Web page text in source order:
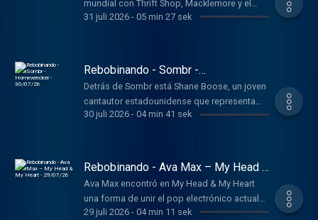
mundial con Thrift Shop, Macklemore y el
productor Ryan Lewis ya habían grabado una
31 juli 2026- 05 min 27 sek
Rebobinando - Sombr -
Homewrecker - 30/07/26
Detrás de Sombr está Shane Boose, un joven
cantautor estadounidense que representa
una nueva generación de músicos nacidos
30 juli 2026- 04 min 41 sek
Rebobinando - Ava Max – My Head &
My Heart - 29/07/26
Ava Max encontró en My Head & My Heart
una forma de unir el pop electrónico actual
con una melodía reconocible de los años 90,
29 juli 2026- 04 min 11 sek